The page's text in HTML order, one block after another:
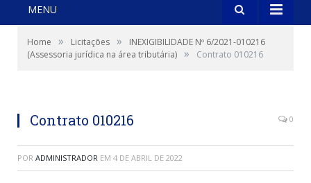
MENU
Home » Licitações »
INEXIGIBILIDADE Nº 6/2021-010216
(Assessoria jurídica na área tributária) » Contrato 010216
Contrato 010216 0
POR ADMINISTRADOR EM 4 DE ABRIL DE 2022